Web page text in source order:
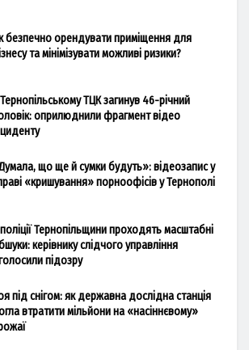
безпечно орендувати приміщення для
та мінімізувати можливі ризики?
ТЦК загинув 46-річний
оприлюднили фрагмент відео
що ще й сумки будуть»: відеозапис у
«кришування» порноофісів у Тернополі
Тернопільщини проходять масштабні
керівнику слідчого управління
підозру
під снігом: як державна дослідна станція
втратити мільйони на «насіннєвому»